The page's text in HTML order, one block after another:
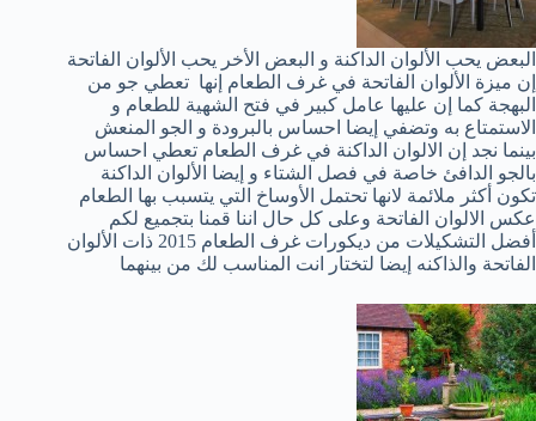
البعض يحب الألوان الداكنة و البعض الأخر يحب الألوان الفاتحة
إن ميزة الألوان الفاتحة في غرف الطعام إنها تعطي جو من
البهجة كما إن عليها عامل كبير في فتح الشهية للطعام و
الاستمتاع به وتضفي إيضا احساس بالبرودة و الجو المنعش
بينما نجد إن الالوان الداكنة في غرف الطعام تعطي احساس
بالجو الدافئ خاصة في فصل الشتاء و إيضا الألوان الداكنة
تكون أكثر ملائمة لانها تحتمل الأوساخ التي يتسبب بها الطعام
عكس الالوان الفاتحة وعلى كل حال اننا قمنا بتجميع لكم
أفضل التشكيلات من ديكورات غرف الطعام 2015 ذات الألوان
الفاتحة والذاكنه إيضا لتختار انت المناسب لك من بينهما